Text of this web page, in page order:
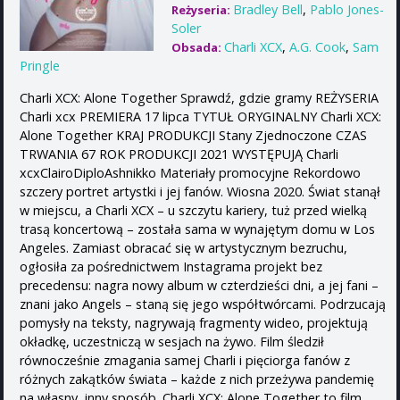
Reżyseria: Bradley Bell, Pablo Jones-
Soler
Obsada: Charli XCX, A.G. Cook, Sam
Pringle
Charli XCX: Alone Together Sprawdź, gdzie gramy REŻYSERIA
Charli xcx PREMIERA 17 lipca TYTUŁ ORYGINALNY Charli XCX:
Alone Together KRAJ PRODUKCJI Stany Zjednoczone CZAS
TRWANIA 67 ROK PRODUKCJI 2021 WYSTĘPUJĄ Charli
xcxClairoDiploAshnikko Materiały promocyjne Rekordowo
szczery portret artystki i jej fanów. Wiosna 2020. Świat stanął
w miejscu, a Charli XCX – u szczytu kariery, tuż przed wielką
trasą koncertową – została sama w wynajętym domu w Los
Angeles. Zamiast obracać się w artystycznym bezruchu,
ogłosiła za pośrednictwem Instagrama projekt bez
precedensu: nagra nowy album w czterdzieści dni, a jej fani –
znani jako Angels – staną się jego współtwórcami. Podrzucają
pomysły na teksty, nagrywają fragmenty wideo, projektują
okładkę, uczestniczą w sesjach na żywo. Film śledził
równocześnie zmagania samej Charli i pięciorga fanów z
różnych zakątków świata – każde z nich przeżywa pandemię